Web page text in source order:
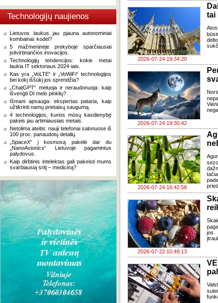
Technologijų naujienos
Lietuvos laukus jau pjauna autonominiai
kombainai: kodėl?
5 mažmeninėje prekyboje sparčiausiai
įsitvirtinančios inovacijos.
Technologijų tendencijos: kokie metai
laukia IT sektoriaus 2024-iais.
Kas yra „VoLTE“ ir „VoWiFi“ technologijos
bei kokį iššūkį jos sprendžia?
„ChatGPT“ meluoja ir neraudonuoja: kaip
išvengti DI melo pinklių?
Išmani apsauga: ekspertas pataria, kaip
užtikrinti namų prietaisų saugumą.
4 technologijos, kurios mūsų kasdienybę
pakeis jau artimiausiais metais.
Netolima ateitis: nauji telefonai salonuose iš
100 proc. panaudotų detalių.
„SpaceX“ į kosmosą pakėlė dar du
„NanoAvionics“ Lietuvoje pagamintus
palydovus.
Kaip dirbtinis intelektas gali pakeisti mums
svarbiausią sritį – mediciną?
2026-07-24 19:34:20
tai
2026-07-24 19:30:42
2026-07-24 16:42:58
2026-07-22 10:49:13
jos